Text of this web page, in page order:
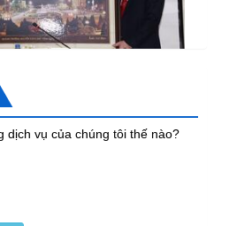
dịch vụ của chúng tôi thế nào?